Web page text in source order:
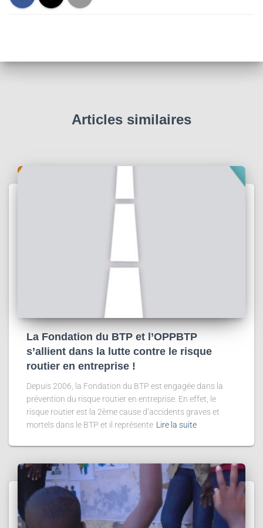
Articles similaires
La Fondation du BTP et l’OPPBTP
s’allient dans la lutte contre le risque
routier en entreprise !
Depuis 2006, la Fondation du BTP est engagée dans la
prévention du risque routier en entreprise. En effet, le
risque routier est la 2ème cause d’accidents graves et
mortels dans le BTP et il représente Lire la suite